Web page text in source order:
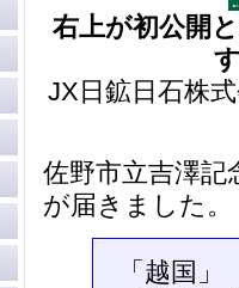
右上が初公開
JX日鉱日石株
佐野市立吉澤
が届きました。
「越国